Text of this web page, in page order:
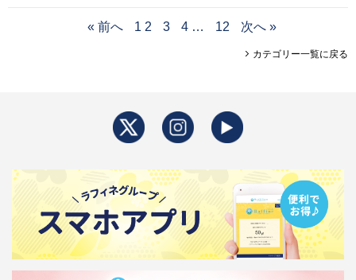
« 前へ 1 2 3 4 … 12 次へ »
カテゴリー一覧に戻る